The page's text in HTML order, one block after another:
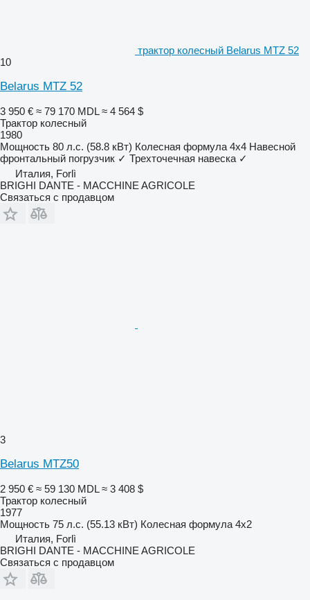
трактор колесный Belarus MTZ 52
10
Belarus MTZ 52
3 950 € ≈ 79 170 MDL ≈ 4 564 $
Трактор колесный
1980
Мощность 80 л.с. (58.8 кВт) Колесная формула 4x4 Навесной
фронтальный погрузчик ✓ Трехточечная навеска ✓
Италия, Forlì
BRIGHI DANTE - MACCHINE AGRICOLE
Связаться с продавцом
3
Belarus MTZ50
2 950 € ≈ 59 130 MDL ≈ 3 408 $
Трактор колесный
1977
Мощность 75 л.с. (55.13 кВт) Колесная формула 4x2
Италия, Forlì
BRIGHI DANTE - MACCHINE AGRICOLE
Связаться с продавцом